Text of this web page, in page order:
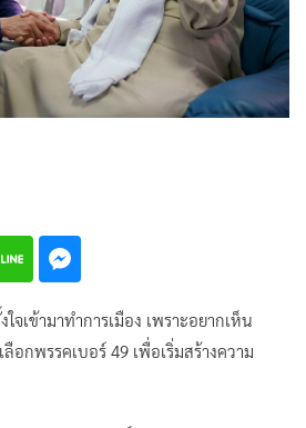
จเข้ามาทำการเมือง เพราะอยากเห็น
อกพรรคเบอร์ 49 เพื่อเริ่มสร้างความ